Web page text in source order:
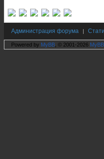
Администрация форума |
Powered by MyBB , © 2001-2026